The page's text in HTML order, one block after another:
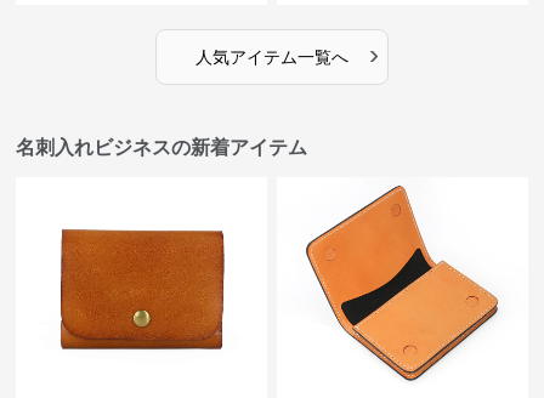
人気アイテム一覧へ ›
名刺入れビジネスの新着アイテム